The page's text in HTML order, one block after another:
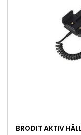
BRODIT AKTIV